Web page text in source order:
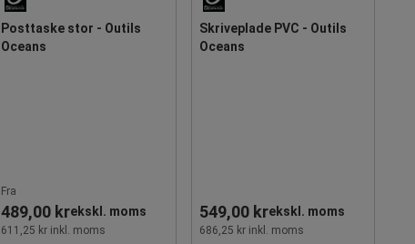
Posttaske stor - Outils
Oceans
Fra
489,00 krekskl. moms
611,25 kr inkl. moms
Skriveplade PVC - Outils
Oceans
549,00 krekskl. moms
686,25 kr inkl. moms